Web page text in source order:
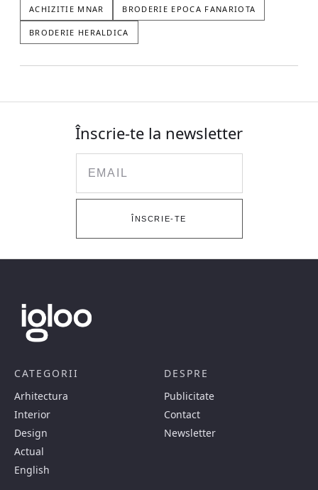
ACHIZITIE MNAR BRODERIE EPOCA FANARIOTA
BRODERIE HERALDICA
Înscrie-te la newsletter
ÎNSCRIE-TE
CATEGORII
Arhitectura
Interior
Design
Actual
English
DESPRE
Publicitate
Contact
Newsletter